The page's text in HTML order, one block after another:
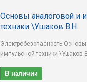
Основы аналоговой и
техники \Ушаков В.Н.
Электробезопасность
импульсной техники \Ушаков
В наличии